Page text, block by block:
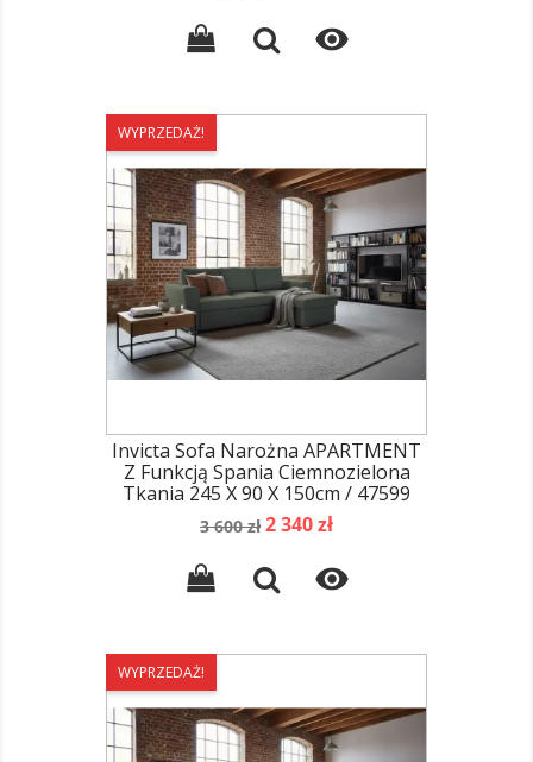

WYPRZEDAŻ!
Invicta Sofa Narożna APARTMENT
Z Funkcją Spania Ciemnozielona
Tkania 245 X 90 X 150cm / 47599
Cena
3 600 zł Cena
2 340 zł

WYPRZEDAŻ!